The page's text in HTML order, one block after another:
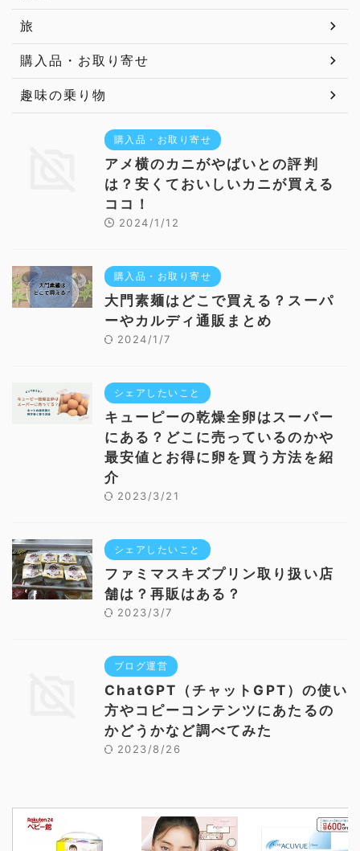
旅
購入品・お取り寄せ
趣味の乗り物
購入品・お取り寄せ
アメ横のカニがやばいとの評判
は？安くておいしいカニが買える
ココ！
2024/1/12
購入品・お取り寄せ
大門素麺はどこで買える？スーパ
ーやカルディ通販まとめ
2024/1/7
シェアしたいこと
キューピーの乾燥全卵はスーパー
にある？どこに売っているのかや
最安値とお得に卵を買う方法を紹
介
2023/3/21
シェアしたいこと
ファミマスキズプリン取り扱い店
舗は？再販はある？
2023/3/7
ブログ運営
ChatGPT（チャットGPT）の使い
方やコピーコンテンツにあたるの
かどうかなど調べてみた
2023/8/26